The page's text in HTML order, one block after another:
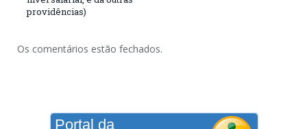
providências)
Os comentários estão fechados.
Portal da